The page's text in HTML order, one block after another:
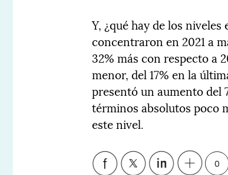
Y, ¿qué hay de los
concentraron en 2021 a
32% más con respecto a
menor, del 17% en la
presentó un aumento del
términos absolutos poco
este nivel.
0